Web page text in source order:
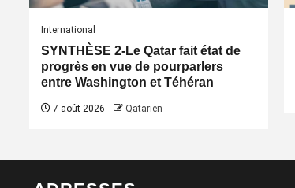
International
SYNTHÈSE 2-Le Qatar fait état de
progrès en vue de pourparlers
entre Washington et Téhéran
7 août 2026 Qatarien